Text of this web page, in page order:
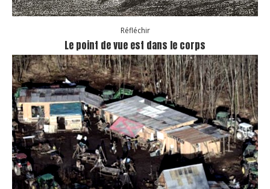
Réfléchir
Le point de vue est dans le corps